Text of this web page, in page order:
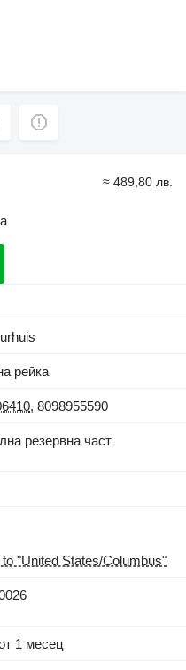
≈ 489,80 лв.
рейка
, 8098955590
резервна част
"United States/Columbus"
1 месец